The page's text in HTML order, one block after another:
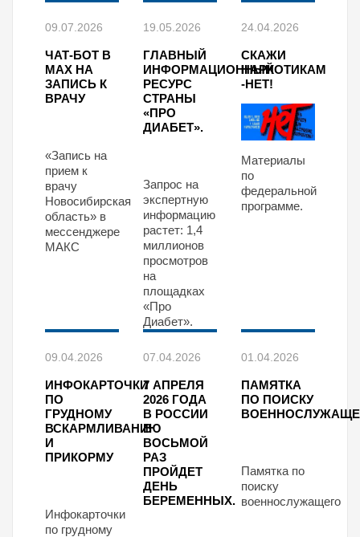
09.07.2026
ЧАТ-БОТ В
МАХ НА
ЗАПИСЬ К
ВРАЧУ
«Запись на
прием к
врачу
Новосибирская
область» в
мессенджере
МАКС
19.05.2026
ГЛАВНЫЙ
ИНФОРМАЦИОННЫЙ
РЕСУРС
СТРАНЫ
«ПРО
ДИАБЕТ».
Запрос на
экспертную
информацию
растет: 1,4
миллионов
просмотров
на
площадках
«Про
Диабет».
24.04.2026
СКАЖИ
НАРКОТИКАМ
-НЕТ!
Материалы
по
федеральной
программе.
09.04.2026
ИНФОКАРТОЧКИ
ПО
ГРУДНОМУ
ВСКАРМЛИВАНИЮ
И
ПРИКОРМУ
Инфокарточки
по грудному
07.04.2026
7 АПРЕЛЯ
2026 ГОДА
В РОССИИ
В
ВОСЬМОЙ
РАЗ
ПРОЙДЕТ
ДЕНЬ
БЕРЕМЕННЫХ.
01.04.2026
ПАМЯТКА
ПО ПОИСКУ
Памятка по
поиску
военнослужащего